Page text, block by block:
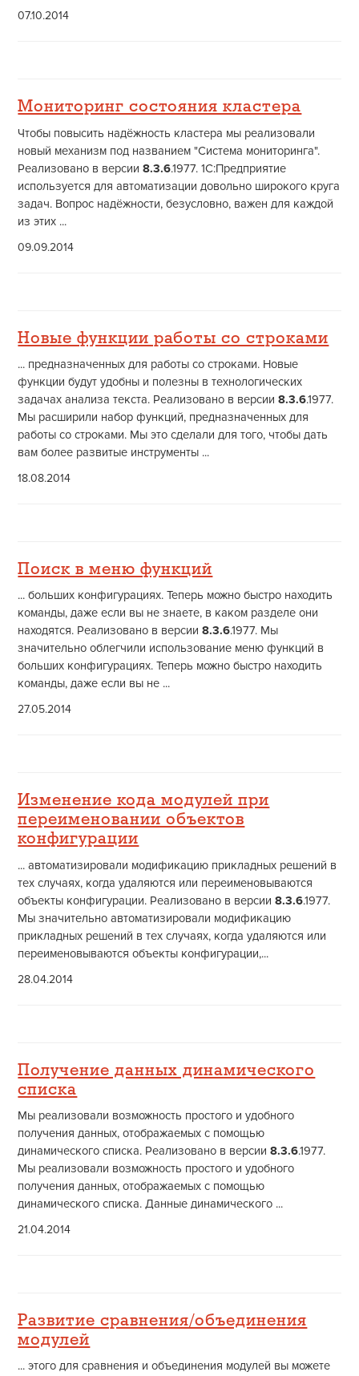
07.10.2014
Мониторинг состояния кластера
Чтобы повысить надёжность кластера мы реализовали
новый механизм под названием "Система мониторинга".
Реализовано в версии8.3.6.1977. 1С:Предприятие
используется для автоматизации довольно широкого круга
задач. Вопрос надёжности, безусловно, важен для каждой
из этих ...
09.09.2014
Новые функции работы со строками
... предназначенных для работы со строками. Новые
функции будут удобны и полезны в технологических
задачах анализа текста. Реализовано в версии8.3.6.1977.
Мы расширили набор функций, предназначенных для
работы со строками. Мы это сделали для того, чтобы дать
вам более развитые инструменты ...
18.08.2014
Поиск в меню функций
... больших конфигурациях. Теперь можно быстро находить
команды, даже если вы не знаете, в каком разделе они
находятся. Реализовано в версии8.3.6.1977. Мы
значительно облегчили использование меню функций в
больших конфигурациях. Теперь можно быстро находить
команды, даже если вы не ...
27.05.2014
Изменение кода модулей при
переименовании объектов
конфигурации
... автоматизировали модификацию прикладных решений в
тех случаях, когда удаляются или переименовываются
объекты конфигурации. Реализовано в версии8.3.6.1977.
Мы значительно автоматизировали модификацию
прикладных решений в тех случаях, когда удаляются или
переименовываются объекты конфигурации,...
28.04.2014
Получение данных динамического
списка
Мы реализовали возможность простого и удобного
получения данных, отображаемых с помощью
динамического списка. Реализовано в версии8.3.6.1977.
Мы реализовали возможность простого и удобного
получения данных, отображаемых с помощью
динамического списка. Данные динамического ...
21.04.2014
Развитие сравнения/объединения
модулей
... этого для сравнения и объединения модулей вы можете